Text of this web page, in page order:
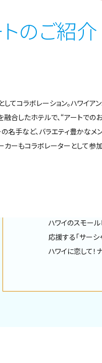
PRINCE WAIKIKI
のご紹介
コラボレーション。ハワイア
合したホテルで、“アートでの
名手など、バラエティ豊かなメ
カーもコラボレーターとして参
ハワイのスモー
応援する「サーシ
ハワイに恋して！